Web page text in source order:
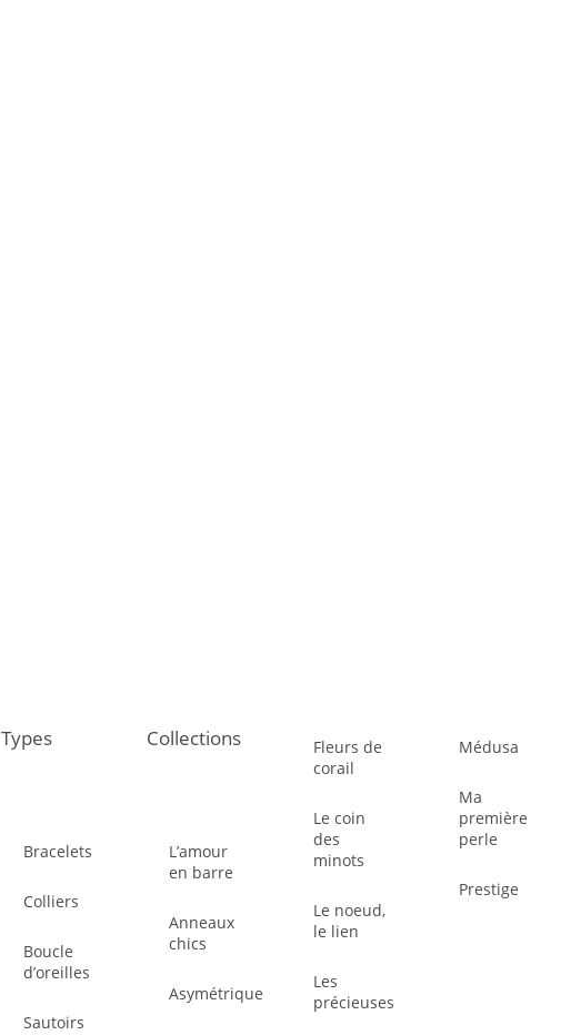
Types
Bracelets
Colliers
Boucle
d’oreilles
Sautoirs
Collections
L’amour
en barre
Anneaux
chics
Asymétrique
Fleurs de
corail
Le coin
des
minots
Le noeud,
le lien
Les
précieuses
Médusa
Ma
première
perle
Prestige